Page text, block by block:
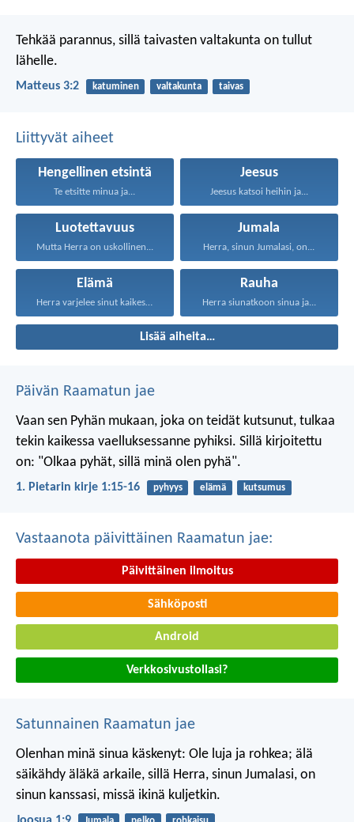
Tehkää parannus, sillä taivasten valtakunta on tullut
lähelle.
Matteus 3:2 katuminen valtakunta taivas
Liittyvät aiheet
Hengellinen etsintä
Te etsitte minua ja...
Jeesus
Jeesus katsoi heihin ja...
Luotettavuus
Mutta Herra on uskollinen...
Jumala
Herra, sinun Jumalasi, on...
Elämä
Herra varjelee sinut kaikesta...
Rauha
Herra siunatkoon sinua ja...
Lisää aiheita…
Päivän Raamatun jae
Vaan sen Pyhän mukaan, joka on teidät kutsunut, tulkaa
tekin kaikessa vaelluksessanne pyhiksi. Sillä kirjoitettu
on: "Olkaa pyhät, sillä minä olen pyhä".
1. Pietarin kirje 1:15-16 pyhyys elämä kutsumus
Vastaanota päivittäinen Raamatun jae:
Päivittäinen ilmoitus
Sähköposti
Android
Verkkosivustollasi?
Satunnainen Raamatun jae
Olenhan minä sinua käskenyt: Ole luja ja rohkea; älä
säikähdy äläkä arkaile, sillä Herra, sinun Jumalasi, on
sinun kanssasi, missä ikinä kuljetkin.